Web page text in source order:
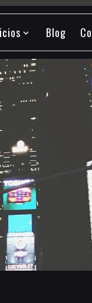
expand_more
Blog